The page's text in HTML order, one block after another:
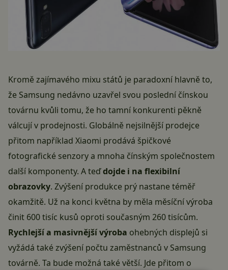
Kromě zajímavého mixu států je paradoxní hlavně to,
že Samsung nedávno uzavřel svou poslední čínskou
továrnu kvůli tomu, že ho tamní konkurenti pěkně
válcují v prodejnosti. Globálně nejsilnější prodejce
přitom například Xiaomi prodává špičkové
fotografické senzory a mnoha čínským společnostem
další komponenty. A teďdojde i na flexibilní
obrazovky. Zvýšení produkce prý nastane téměř
okamžitě. Už na konci května by měla měsíční výroba
činit 600 tisíc kusů oproti současným 260 tisícům.
Rychlejší a masivnější výroba ohebných displejů si
vyžádá také zvýšení počtu zaměstnanců v Samsung
továrně. Ta bude možná také větší. Jde přitom o